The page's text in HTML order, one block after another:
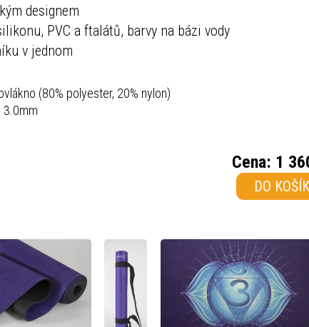
designem
PVC a ftalátů, barvy na bázi vody
v jednom
(80% polyester, 20% nylon)
3.0mm
Cena: 1
DO